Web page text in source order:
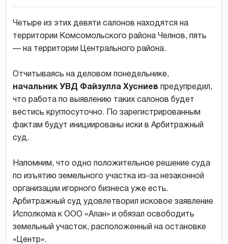
Четыре из этих девяти салонов находятся на
территории Комсомольского района Челнов, пять
— на территории Центрального района.
Отчитываясь на деловом понедельнике,
начальник УВД Файзулла Хусниев предупредил,
что работа по выявлению таких салонов будет
вестись круглосуточно. По зарегистрированным
фактам будут инициированы иски в Арбитражный
суд.
Напомним, что одно положительное решение суда
по изъятию земельного участка из-за незаконной
организации игорного бизнеса уже есть.
Арбитражный суд удовлетворил исковое заявление
Исполкома к ООО «Алан» и обязал освободить
земельный участок, расположенный на остановке
«Центр».